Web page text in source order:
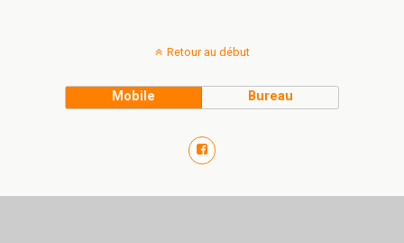
Retour au début
Mobile Bureau